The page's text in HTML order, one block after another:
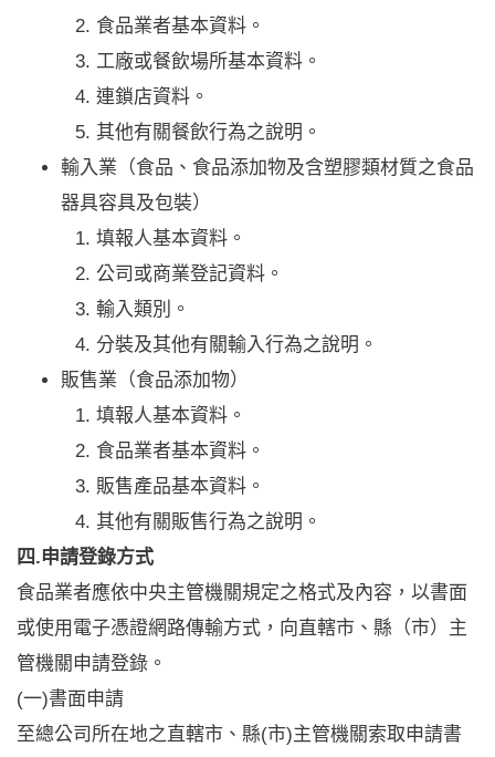
食品業者基本資料。
工廠或餐飲場所基本資料。
連鎖店資料。
其他有關餐飲行為之說明。
輸入業（食品、食品添加物及含塑膠類材質之食品
器具容具及包裝）
填報人基本資料。
公司或商業登記資料。
輸入類別。
分裝及其他有關輸入行為之說明。
販售業（食品添加物）
填報人基本資料。
食品業者基本資料。
販售產品基本資料。
其他有關販售行為之說明。
四.申請登錄方式
食品業者應依中央主管機關規定之格式及內容，以書面
或使用電子憑證網路傳輸方式，向直轄市、縣（市）主
管機關申請登錄。
(一)書面申請
至總公司所在地之直轄市、縣(市)主管機關索取申請書